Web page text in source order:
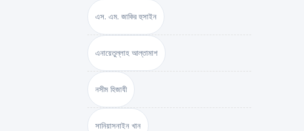
এস. এম. জাকির হুসাইন
এনায়েতুল্লাহ আল্‌তামাশ
নসীম হিজাযী
সানিয়াসনাইন খান